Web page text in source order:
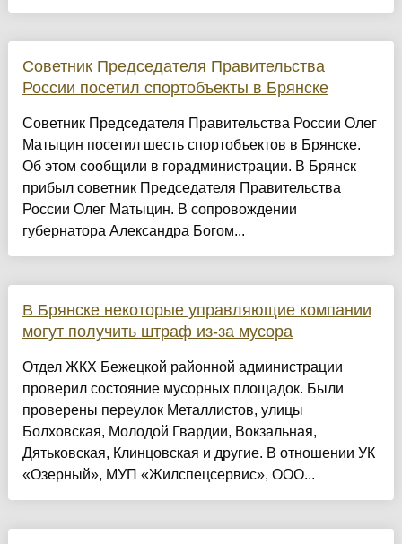
Советник Председателя Правительства
России посетил спортобъекты в Брянске
Советник Председателя Правительства России Олег
Матыцин посетил шесть спортобъектов в Брянске.
Об этом сообщили в горадминистрации. В Брянск
прибыл советник Председателя Правительства
России Олег Матыцин. В сопровождении
губернатора Александра Богом...
В Брянске некоторые управляющие компании
могут получить штраф из-за мусора
Отдел ЖКХ Бежецкой районной администрации
проверил состояние мусорных площадок. Были
проверены переулок Металлистов, улицы
Болховская, Молодой Гвардии, Вокзальная,
Дятьковская, Клинцовская и другие. В отношении УК
«Озерный», МУП «Жилспецсервис», ООО...